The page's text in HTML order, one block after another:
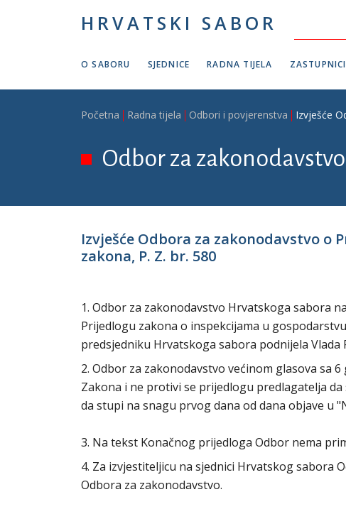
HRVATSKI SABOR
O SABORU SJEDNICE RADNA TIJELA ZASTUPNICI
Breadcrumb
Početna Radna tijela Odbori i povjerenstva Izvješće
Odbor za zakonodavstvo
Izvješće Odbora za zakonodavstvo
zakona, P. Z. br. 580
1. Odbor za zakonodavstvo Hrvatskoga sabora
Prijedlogu zakona o inspekcijama u
predsjedniku Hrvatskoga sabora podnijela Vlada
2. Odbor za zakonodavstvo većinom glasova sa
Zakona i ne protivi se prijedlogu predlagatelja
da stupi na snagu prvog dana od dana objave u
3. Na tekst Konačnog prijedloga Odbor nema
4. Za izvjestiteljicu na sjednici Hrvatskog sabora
Odbora za zakonodavstvo.